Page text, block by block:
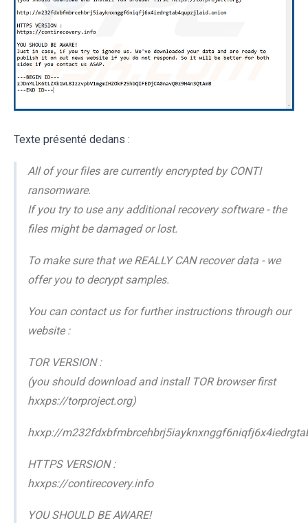
Texte présenté dedans :
All of your files are currently encrypted by CONTI
ransomware.
If you try to use any additional recovery software - the
files might be damaged or lost.
To make sure that we REALLY CAN recover data - we
offer you to decrypt samples.
You can contact us for further instructions through our
website :
TOR VERSION :
(you should download and install TOR browser first
hxxps://torproject.org)
hxxp://
HTTPS VERSION :
hxxps://contirecovery.info
YOU SHOULD BE AWARE!